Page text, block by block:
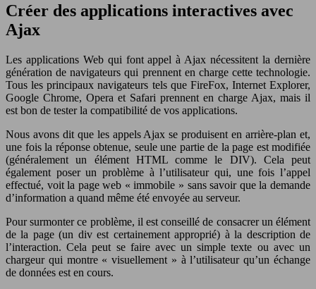
Créer des applications interactives avec
Ajax
Les applications Web qui font appel à Ajax nécessitent la dernière
génération de navigateurs qui prennent en charge cette technologie.
Tous les principaux navigateurs tels que FireFox, Internet Explorer,
Google Chrome, Opera et Safari prennent en charge Ajax, mais il
est bon de tester la compatibilité de vos applications.
Nous avons dit que les appels Ajax se produisent en arrière-plan et,
une fois la réponse obtenue, seule une partie de la page est modifiée
(généralement un élément HTML comme le DIV). Cela peut
également poser un problème à l’utilisateur qui, une fois l’appel
effectué, voit la page web « immobile » sans savoir que la demande
d’information a quand même été envoyée au serveur.
Pour surmonter ce problème, il est conseillé de consacrer un élément
de la page (un div est certainement approprié) à la description de
l’interaction. Cela peut se faire avec un simple texte ou avec un
chargeur qui montre « visuellement » à l’utilisateur qu’un échange
de données est en cours.